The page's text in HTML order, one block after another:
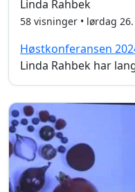
Linda Rahbek
58 visninger • lørdag
Høstkonferansen